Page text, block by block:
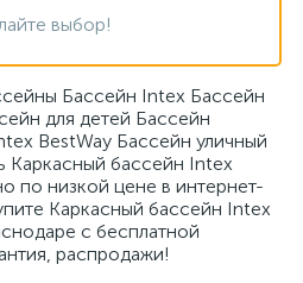
выбор!
Бассейн Intex Бассейн
для детей Бассейн
BestWay Бассейн уличный
Каркасный бассейн Intex
по низкой цене в интернет-
Каркасный бассейн Intex
с бесплатной
распродажи!